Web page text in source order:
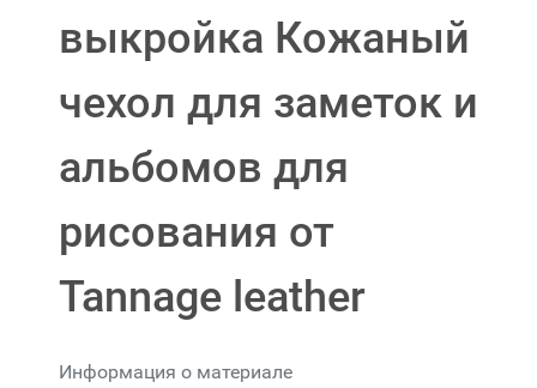
выкройка Кожаный
чехол для заметок и
альбомов для
рисования от
Tannage leather
Информация о материале